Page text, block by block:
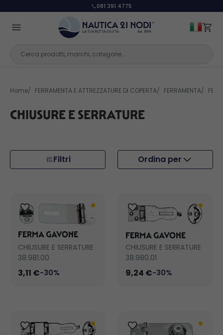
393 1232 121
Home FERRAMENTA E ATTREZZATURE DI COPERTA FERRAMENTA
CHIUSURE E SERRATURE
Filtri Ordina per
FERMA GAVONE
CHIUSURE E SERRATURE
38.981.00
3,11 €-30%
FERMA GAVONE
CHIUSURE E SERRATURE
38.980.01
9,24 €-30%